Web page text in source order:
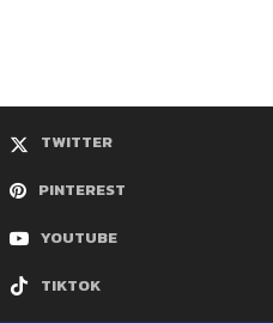
TWITTER
PINTEREST
YOUTUBE
TIKTOK